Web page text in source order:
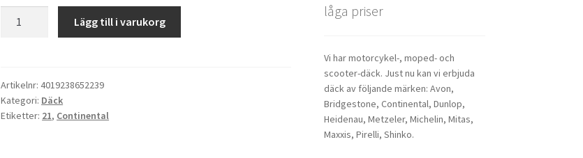
3.00
-
21
Lägg till i varukorg
Artikelnr:4019238652239
Kategori: Däck
Etiketter: 21, Continental
låga priser
Vi har motorcykel-, moped- och
scooter-däck. Just nu kan vi erbjuda
däck av följande märken: Avon,
Bridgestone, Continental, Dunlop,
Heidenau, Metzeler, Michelin, Mitas,
Maxxis, Pirelli, Shinko.